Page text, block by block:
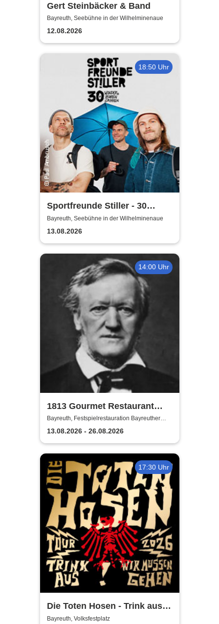
Gert Steinbäcker & Band
Bayreuth, Seebühne in der Wilhelminenaue
12.08.2026
18:50 Uhr
Sportfreunde Stiller - 30
wunderbaren Jahren
Bayreuth, Seebühne in der Wilhelminenaue
13.08.2026
14:00 Uhr
1813 Gourmet Restaurant
2026
Bayreuth, Festspielrestauration Bayreuther
Festspiele
13.08.2026 - 26.08.2026
17:30 Uhr
Die Toten Hosen - Trink aus!
Wir müssen gehen - Tour
Bayreuth, Volksfestplatz